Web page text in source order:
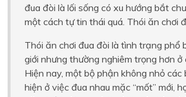
đua đòi là lối sống có xu hướng bắt
một cách tự tin thái quá. Thói ăn chơi
Thói ăn chơi đua đòi là tình trạng phổ
giới nhưng thường nghiêm trọng hơn
Hiện nay, một bộ phận không nhỏ
hiện ở việc đua nhau mặc “mốt” mới,